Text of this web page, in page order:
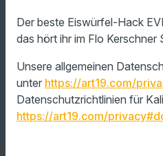
play_arrow
00:00
Der beste Eiswürfel-Hack
das hört ihr im Flo Kerschner
Unsere allgemeinen
unter https://art19.com/
Datenschutzrichtlinien für
https://art19.com/